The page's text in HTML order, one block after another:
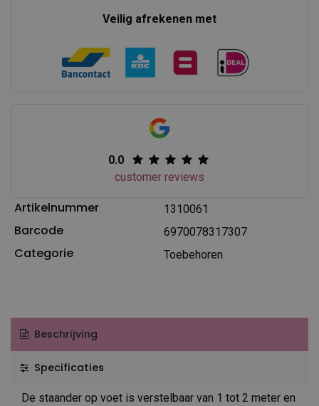
Veilig afrekenen met
0.0
customer reviews
Artikelnummer 1310061
Barcode 6970078317307
Categorie Toebehoren
Beschrijving
Specificaties
De staander op voet is verstelbaar van 1 tot 2 meter en